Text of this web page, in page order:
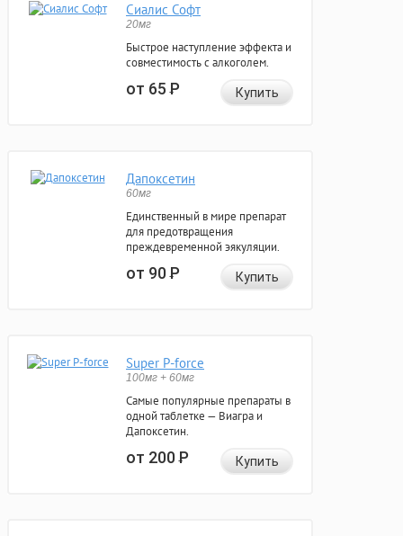
Сиалис Софт
20мг
Быстрое наступление эффекта и
совместимость с алкоголем.
от 65Р Купить
Дапоксетин
60мг
Единственный в мире препарат
для предотвращения
преждевременной эякуляции.
от 90Р Купить
Super P-force
100мг + 60мг
Самые популярные препараты в
одной таблетке — Виагра и
Дапоксетин.
от 200Р Купить